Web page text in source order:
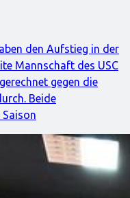
den Aufstieg in der
Mannschaft des USC
gegen die
Beide